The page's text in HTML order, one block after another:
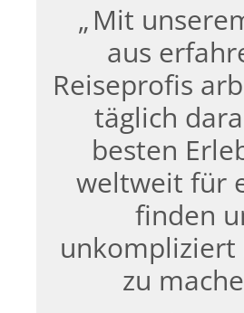
Mit
aus
Reiseprofis
täglich
besten
weltweit für
finden
unkompliziert
zu